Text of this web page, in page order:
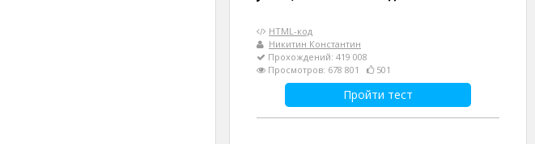
HTML-код
Никитин Константин
Прохождений: 419 008
Просмотров: 678 801
501
Пройти тест